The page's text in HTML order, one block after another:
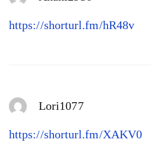
https://shorturl.fm/hR48v
Lori1077
https://shorturl.fm/XAKV0